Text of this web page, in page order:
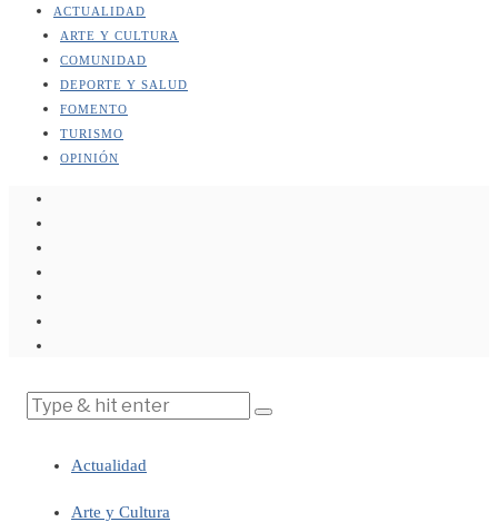
ACTUALIDAD
ARTE Y CULTURA
COMUNIDAD
DEPORTE Y SALUD
FOMENTO
TURISMO
OPINIÓN
Actualidad
Arte y Cultura